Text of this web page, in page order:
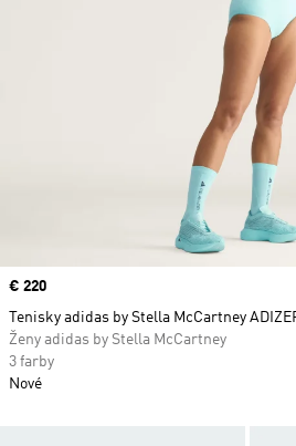
Price
€ 220
Tenisky adidas by Stella McCartney
Ženy adidas by Stella McCartney
3 farby
Nové